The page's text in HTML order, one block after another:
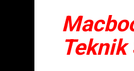
Teknik